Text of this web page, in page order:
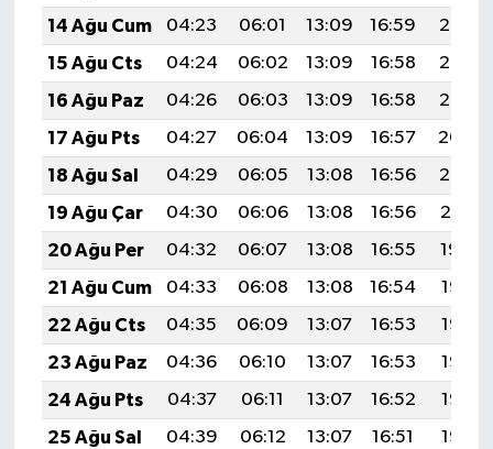
14 Ağu Cum
04:23 06:01 13:09 16:59
20:08
15 Ağu Cts
04:24 06:02 13:09 16:58
20:06
16 Ağu Paz
04:26 06:03 13:09 16:58
20:05
17 Ağu Pts
04:27 06:04 13:09 16:57
20:04
18 Ağu Sal
04:29 06:05 13:08 16:56
20:02
19 Ağu Çar
04:30 06:06 13:08 16:56
20:01
20 Ağu Per
04:32 06:07 13:08 16:55
19:59
21 Ağu Cum
04:33 06:08 13:08 16:54
19:58
22 Ağu Cts
04:35 06:09 13:07 16:53
19:56
23 Ağu Paz
04:36 06:10 13:07 16:53
19:55
24 Ağu Pts
04:37 06:11 13:07 16:52
19:53
25 Ağu Sal
04:39 06:12 13:07 16:51 19:52